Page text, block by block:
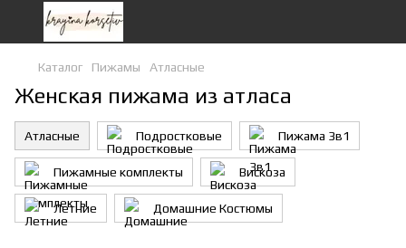
Каталог Пижамы Атласные
Женская пижама из атласа
Атласные Подростковые Пижама 3в1
Пижамные комплекты Вискоза
Летние Домашние Костюмы